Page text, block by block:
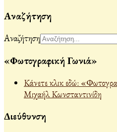
Αναζήτηση
Αναζήτηση
«Φωτογραφική Γωνιά»
Κάνετε κλικ εδώ:
Μιχαήλ Κωνσταντινίδη
Διεύθυνση